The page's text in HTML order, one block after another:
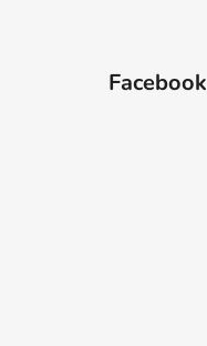
Facebook